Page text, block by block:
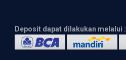
Deposit dapat dilakukan melalui :